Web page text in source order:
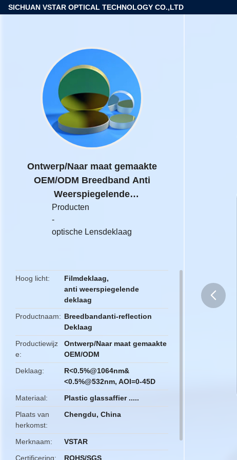
SICHUAN VSTAR OPTICAL TECHNOLOGY CO.,LTD
Ontwerp/Naar maat gemaakte
OEM/ODM Breedband Anti
Weerspiegelende
Deklaag R<0.5%@1064nm&<0.5%
Producten
-
optische Lensdeklaag
Hoog licht Filmdeklaag,
anti weerspiegelende
deklaag
Productnaam
Breedbandanti-reflection
Deklaag
Productiewijz
e
Ontwerp/Naar maat gemaakte
OEM/ODM
Deklaag
R<0.5%@1064nm&
<0.5%@532nm, AOI=0-45D
Materiaal
Plastic glassaffier .....
Plaats van
herkomst
Chengdu, China
Merknaam
VSTAR
Certificering
ROHS/SGS